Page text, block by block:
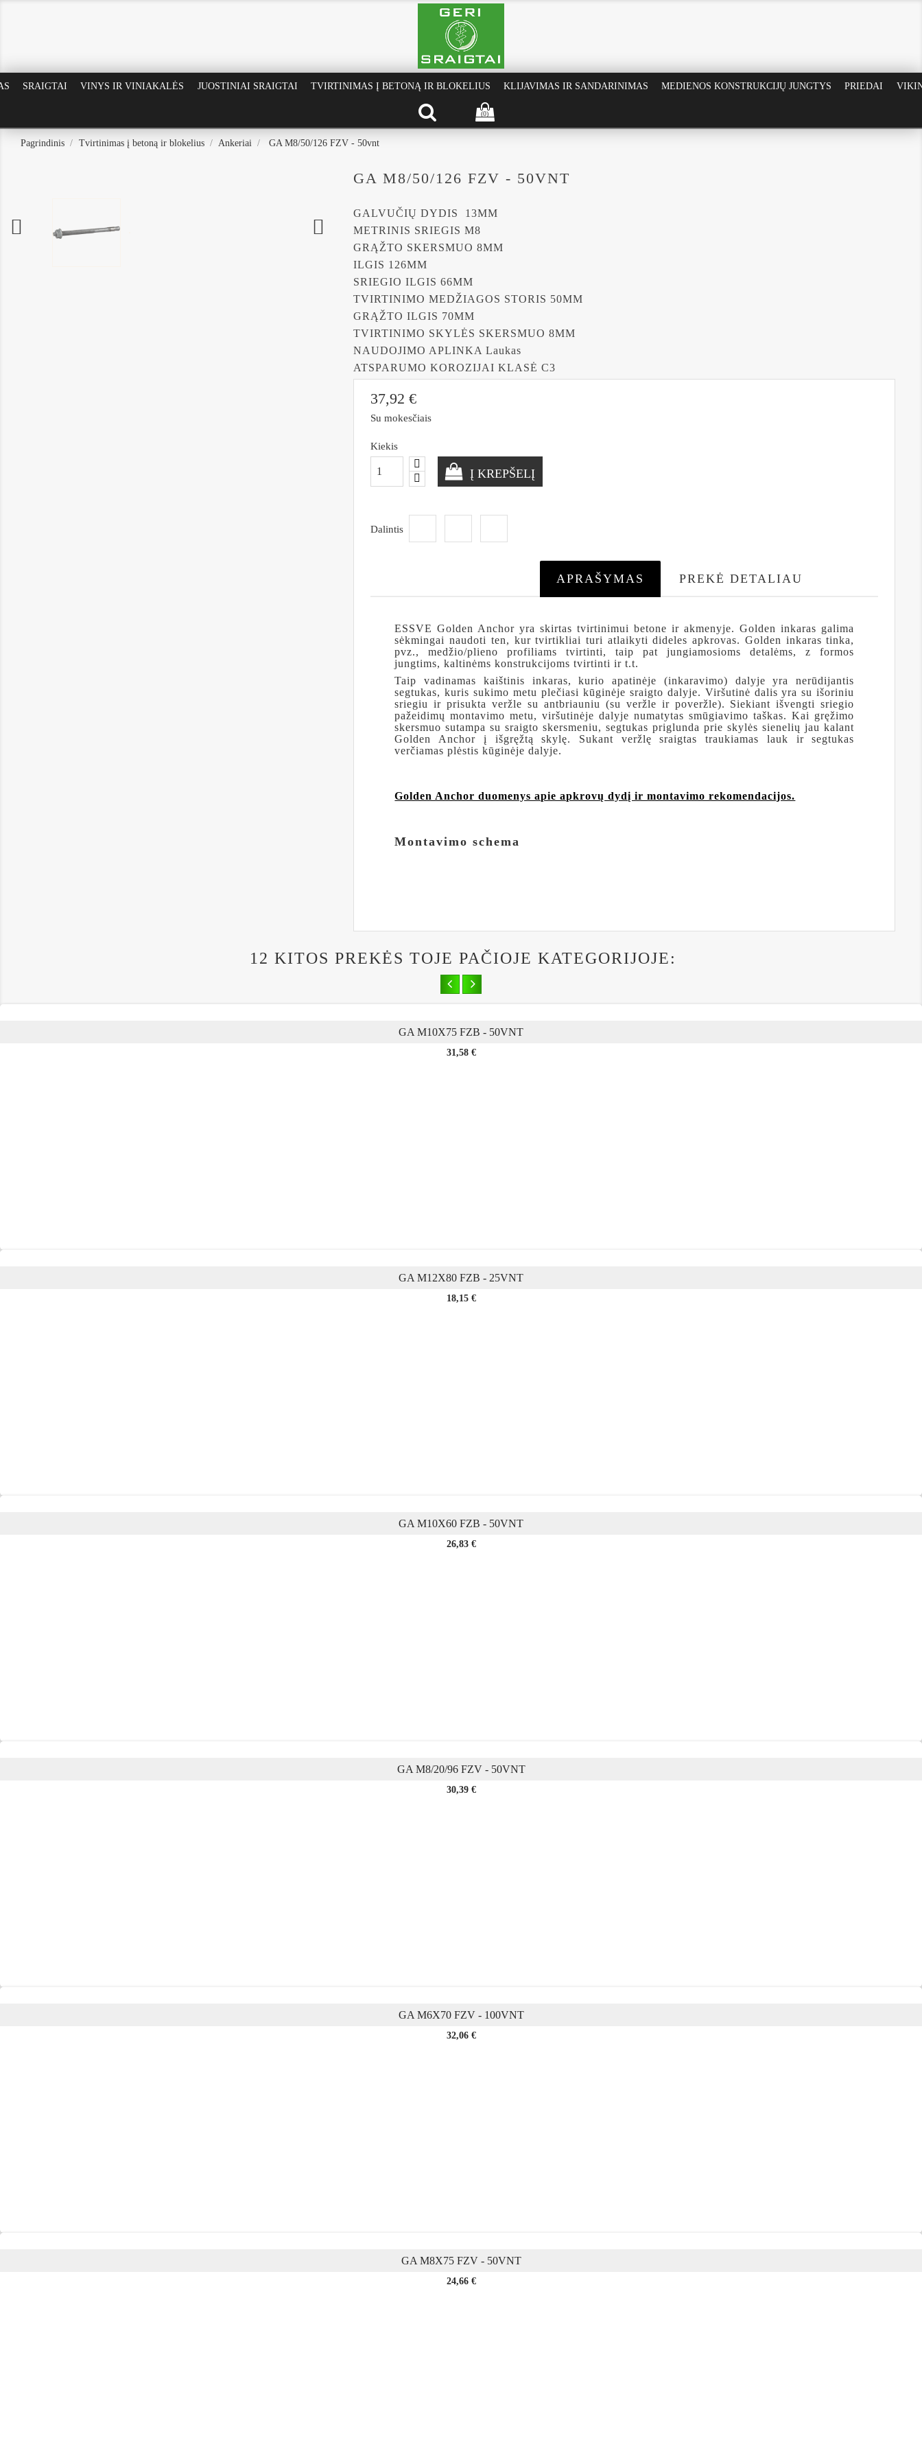
SRAIGTAI VINYS IR VINIAKALĖS JUOSTINIAI SRAIGTAI TVIRTINIMAS Į BETONĄ IR BLOKELIUS KLIJAVIMAS IR SANDARINIMAS MEDIENOS KONSTRUKCIJŲ JUNGTYS PRIEDAI
(0)
Pagrindinis Tvirtinimas į betoną ir blokelius Ankeriai GA M8/50/126 FZV - 50vnt
 
GA M8/50/126 FZV - 50VNT
GALVUČIŲ DYDIS
13MM
METRINIS SRIEGIS M8
GRĄŽTO SKERSMUO 8MM
ILGIS 126MM
SRIEGIO ILGIS 66MM
TVIRTINIMO MEDŽIAGOS STORIS 50MM
GRĄŽTO ILGIS 70MM
TVIRTINIMO SKYLĖS SKERSMUO 8MM
NAUDOJIMO APLINKA Laukas
ATSPARUMO KOROZIJAI KLASĖ C3
37,92 €
Su mokesčiais
Kiekis
Į KREPŠELĮ
Dalintis
APRAŠYMAS PREKĖ DETALIAU
ESSVE Golden Anchor yra skirtas tvirtinimui betone ir akmenyje. Golden inkaras galima
sėkmingai naudoti ten, kur tvirtikliai turi atlaikyti dideles apkrovas. Golden inkaras tinka,
pvz., medžio/plieno profiliams tvirtinti, taip pat jungiamosioms detalėms, z formos
jungtims, kaltinėms konstrukcijoms tvirtinti ir t.t.
Taip vadinamas kaištinis inkaras, kurio apatinėje (inkaravimo) dalyje yra nerūdijantis
segtukas, kuris sukimo metu plečiasi kūginėje sraigto dalyje. Viršutinė dalis yra su išoriniu
sriegiu ir prisukta veržle su antbriauniu (su veržle ir poveržle). Siekiant išvengti sriegio
pažeidimų montavimo metu, viršutinėje dalyje numatytas smūgiavimo taškas. Kai gręžimo
skersmuo sutampa su sraigto skersmeniu, segtukas priglunda prie skylės sienelių jau kalant
Golden Anchor į išgręžtą skylę. Sukant veržlę sraigtas traukiamas lauk ir segtukas
verčiamas plėstis kūginėje dalyje.
Golden Anchor duomenys apie apkrovų dydį ir montavimo rekomendacijos.
Montavimo schema
12 KITOS PREKĖS TOJE PAČIOJE KATEGORIJOJE:
GA M10X75 FZB - 50VNT
Kaina
31,58 €
GA M12X80 FZB - 25VNT
Kaina
18,15 €
GA M10X60 FZB - 50VNT
Kaina
26,83 €
GA M8/20/96 FZV - 50VNT
Kaina
30,39 €
GA M6X70 FZV - 100VNT
Kaina
32,06 €
GA M8X75 FZV - 50VNT
Kaina
24,66 €